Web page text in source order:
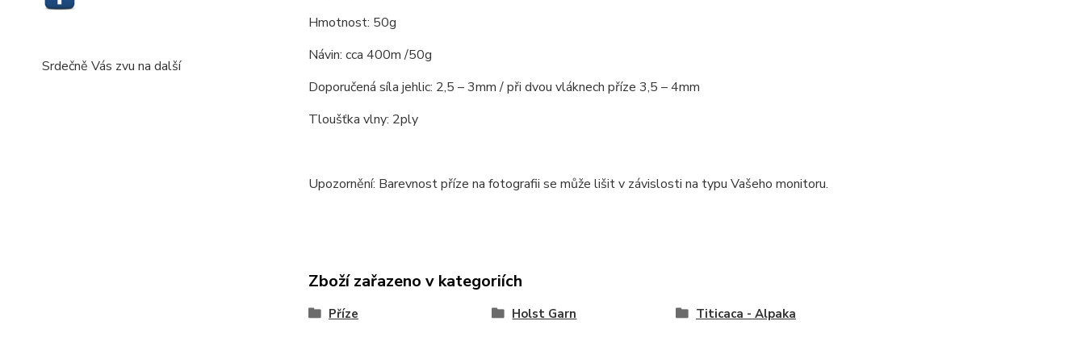
Srdečně Vás zvu na další
Hmotnost: 50g
Návin: cca 400m /50g
Doporučená síla jehlic: 2,5 – 3mm / při dvou vláknech příze 3,5 – 4mm
Tloušťka vlny: 2ply
Upozornění: Barevnost příze na fotografii se může lišit v závislosti na typu Vašeho monitoru.
Zboží zařazeno v kategoriích
Příze Holst Garn Titicaca - Alpaka